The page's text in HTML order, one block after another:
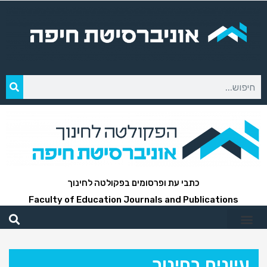
כתבי עת ופרסומים בפקולטה לחינוך
Faculty of Education Journals and Publications